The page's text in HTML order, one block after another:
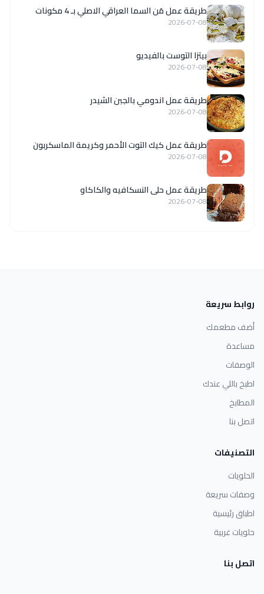
طريقة عمل مَن السما العراقي الاصلي بـ 4 مكونات
2026-07-08
بيتزا التوست بالفيديو
2026-07-08
طريقة عمل اندومي بالجبن الشيدر
2026-07-08
طريقة عمل كيك التوت الأحمر وكريمة الماسكربون
2026-07-08
طريقة عمل حلى النسكافيه والكاكاو
2026-07-08
روابط سريعة
أضف مطعمك
مساعدة
الوصفات
اطبخ باللي عندك
المطابخ
اتصل بنا
التصنيفات
الحلويات
وصفات سريعة
اطباق رئيسية
حلويات غربية
اتصل بنا